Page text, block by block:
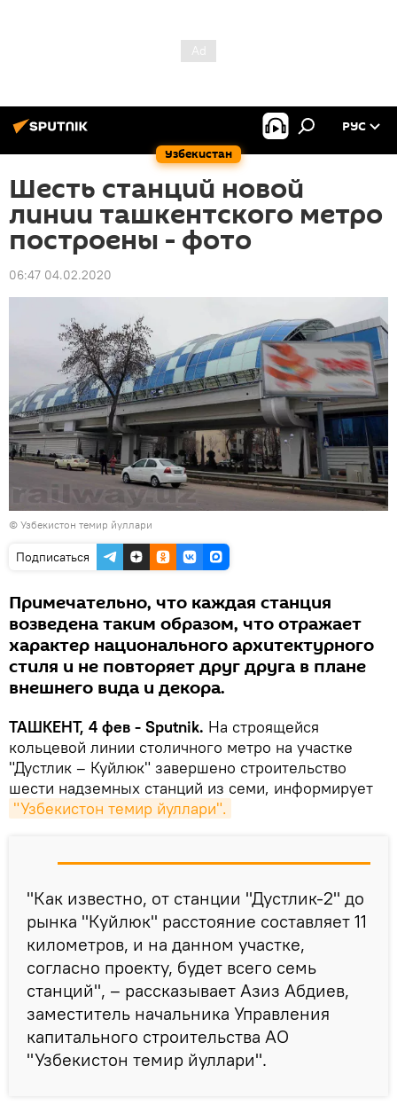
Узбекистан
РУС
Шесть станций новой
линии ташкентского метро
построены - фото
06:47 04.02.2020
© Узбекистон темир йуллари
Подписаться
Примечательно, что каждая станция
возведена таким образом, что отражает
характер национального архитектурного
стиля и не повторяет друг друга в плане
внешнего вида и декора.
ТАШКЕНТ, 4 фев - Sputnik. На строящейся
кольцевой линии столичного метро на участке
"Дустлик – Куйлюк" завершено строительство
шести надземных станций из семи, информирует
"Узбекистон темир йуллари".
"Как известно, от станции "Дустлик-2" до
рынка "Куйлюк" расстояние составляет 11
километров, и на данном участке,
согласно проекту, будет всего семь
станций", – рассказывает Азиз Абдиев,
заместитель начальника Управления
капитального строительства АО
"Узбекистон темир йуллари".